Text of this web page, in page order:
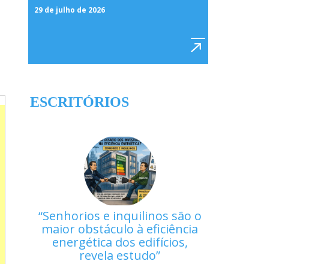
29 de julho de 2026
ESCRITÓRIOS
Senhorios e inquilinos são o
maior obstáculo à eficiência
energética dos edifícios,
revela estudo